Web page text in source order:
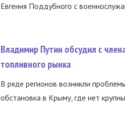
Евгения Поддубного с
Владимир Путин обсудил с
топливного рынка
В ряде регионов возникли
обстановка в Крыму, где нет